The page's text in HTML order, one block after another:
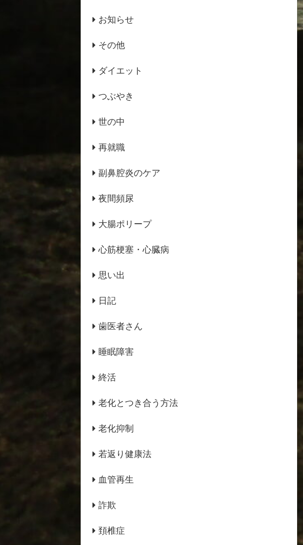
お知らせ
その他
ダイエット
つぶやき
世の中
再就職
副鼻腔炎のケア
夜間頻尿
大腸ポリープ
心筋梗塞・心臓病
思い出
日記
歯医者さん
睡眠障害
終活
老化とつき合う方法
老化抑制
若返り健康法
血管再生
詐欺
頚椎症